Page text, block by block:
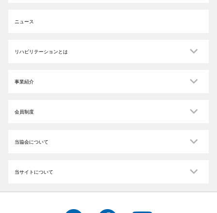
ニュース
リハビリテーションとは
事業紹介
会員制度
当協会について
当サイトについて